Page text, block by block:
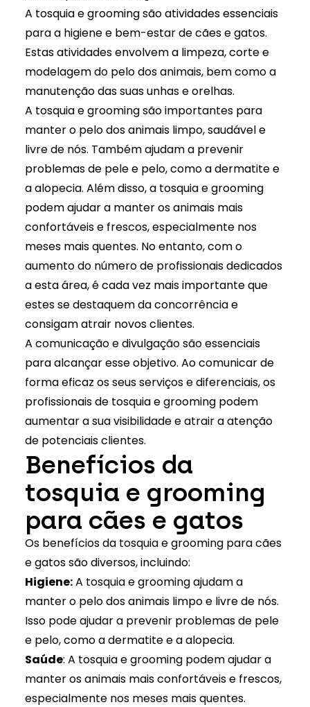
A tosquia e groomingsão atividades essenciais
para a higiene e bem-estar de cães e gatos.
Estas atividades envolvem a limpeza, corte e
modelagem do pelo dos animais, bem como a
manutenção das suas unhas e orelhas.
A tosquia e grooming são importantes para
manter o pelo dos animais limpo, saudável e
livre de nós. Também ajudam a prevenir
problemas de pele e pelo, como a dermatite e
a alopecia. Além disso, a tosquia e grooming
podem ajudar a manter os animais mais
confortáveis e frescos, especialmente nos
meses mais quentes. No entanto, com o
aumento do número de profissionais dedicados
a esta área, é cada vez mais importante que
estes se destaquem da concorrência e
consigam atrair novos clientes.
A comunicação e divulgação são essenciais
para alcançar esse objetivo. Ao comunicar de
forma eficaz os seus serviços e diferenciais, os
profissionais de tosquia e grooming podem
aumentar a sua visibilidade e atrair a atenção
de potenciais clientes.
Benefícios da
tosquia e grooming
para cães e gatos
Os benefícios da tosquia e grooming para cães
e gatos são diversos, incluindo:
Higiene:A tosquia e grooming ajudam a
manter o pelo dos animais limpo e livre de nós.
Isso pode ajudar a prevenir problemas de pele
e pelo, como a dermatite e a alopecia.
Saúde: A tosquia e grooming podem ajudar a
manter os animais mais confortáveis e frescos,
especialmente nos meses mais quentes.